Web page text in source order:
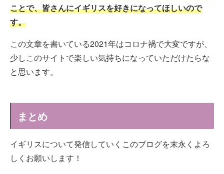
ことで、皆さんにイギリスを好きになってほしいので
す。
この文章を書いている2021年はコロナ禍で大変ですが、
少しこのサイトで楽しい気持ちになっていただけたらな
と思います。
まとめ
イギリスについて発信していくこのブログを末永くよろ
しくお願いします！